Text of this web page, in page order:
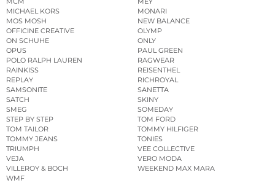
MICHAEL KORS
MONARI
MOS MOSH
NEW BALANCE
OFFICINE CREATIVE
OLYMP
ON SCHUHE
ONLY
OPUS
PAUL GREEN
POLO RALPH LAUREN
RAGWEAR
RAINKISS
REISENTHEL
REPLAY
RICHROYAL
SAMSONITE
SANETTA
SATCH
SKINY
SMEG
SOMEDAY
STEP BY STEP
TOM FORD
TOM TAILOR
TOMMY HILFIGER
TOMMY JEANS
TONIES
TRIUMPH
VEE COLLECTIVE
VEJA
VERO MODA
VILLEROY & BOCH
WEEKEND MAX MARA
WMF